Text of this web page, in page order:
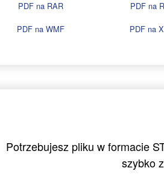
PDF na RAR PDF na
PDF na WMF PDF na
Potrzebujesz pliku w formacie
szybko